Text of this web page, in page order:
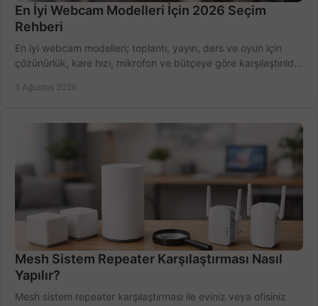
En İyi Webcam Modelleri İçin 2026 Seçim
Rehberi
En iyi webcam modelleri; toplantı, yayın, ders ve oyun için
çözünürlük, kare hızı, mikrofon ve bütçeye göre karşılaştırıldı.
5 Ağustos 2026
Mesh Sistem Repeater Karşılaştırması Nasıl
Yapılır?
Mesh sistem repeater karşılaştırması ile eviniz veya ofisiniz